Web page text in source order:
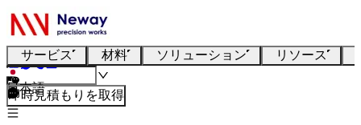
サービス 材料 ソリューション リソース
日本語
即時見積もりを取得